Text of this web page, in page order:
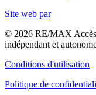
Site web par
© 2026 RE/MAX Accès
indépendant et
Conditions d'utilisation
Politique de